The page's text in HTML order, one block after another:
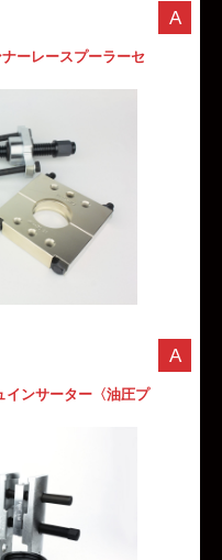
ーレースプーラーセ
A
インサーター〈油圧プ
A